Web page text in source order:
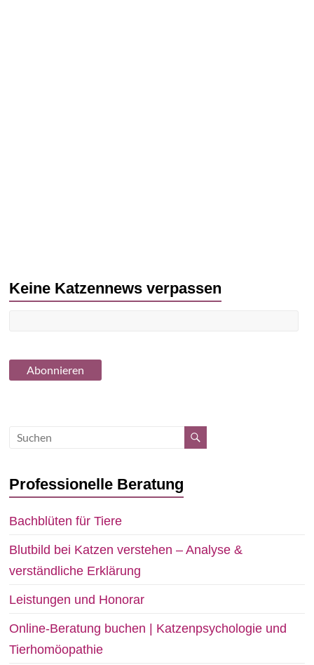
Keine Katzennews verpassen
Professionelle Beratung
Bachblüten für Tiere
Blutbild bei Katzen verstehen – Analyse &
verständliche Erklärung
Leistungen und Honorar
Online-Beratung buchen | Katzenpsychologie und
Tierhomöopathie